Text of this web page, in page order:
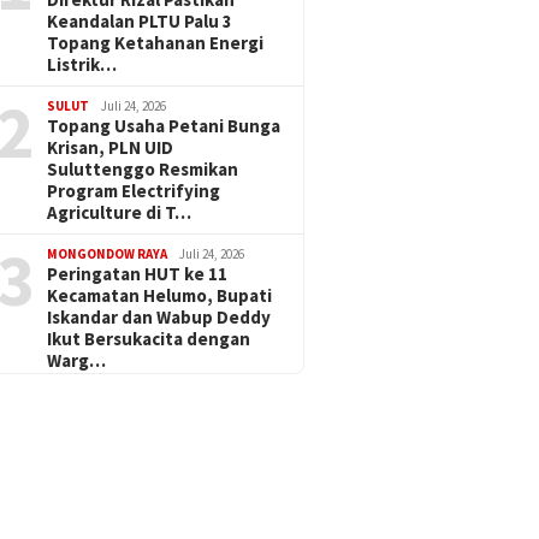
Keandalan PLTU Palu 3
Topang Ketahanan Energi
Listrik…
SULUT Juli 24, 2026
Topang Usaha Petani Bunga
Krisan, PLN UID
Suluttenggo Resmikan
Program Electrifying
Agriculture di T…
MONGONDOW RAYA Juli 24, 2026
Peringatan HUT ke 11
Kecamatan Helumo, Bupati
Iskandar dan Wabup Deddy
Ikut Bersukacita dengan
Warg…